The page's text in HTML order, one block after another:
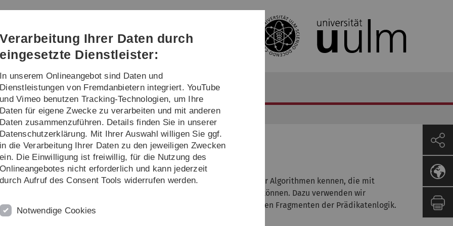
Direkt
Direkt
Direkt
(Sprache,
Drucken,
Social
Direkt
Direkt
Lehrveranstaltungen
Wissensrepräsentation
der formalen Wissenrepräsentation befassen. Insbesondere lernen wir Algorithmen kennen, die mit
Schlussfolgern auch implizit vorhandenes Wissen ableiten können. Dazu verwenden wir
mit der Aussagenlogik über die Prädikatenlogik bis zu verschiedenen Fragmenten der Prädikatenlogik.
Verarbeitung Ihrer Daten durch
eingesetzte Dienstleister:
In unserem Onlineangebot sind Daten und
Dienstleistungen von Fremdanbietern integriert. YouTube
und Vimeo benutzen Tracking-Technologien, um Ihre
Daten für eigene Zwecke zu verarbeiten und mit anderen
Daten zusammenzuführen. Details finden Sie in unserer
Datenschutzerklärung. Mit Ihrer Auswahl willigen Sie ggf.
in die Verarbeitung Ihrer Daten zu den jeweiligen Zwecken
ein. Die Einwilligung ist freiwillig, für die Nutzung des
Onlineangebotes nicht erforderlich und kann jederzeit
durch Aufruf des Consent Tools widerrufen werden.
Notwendige Cookies